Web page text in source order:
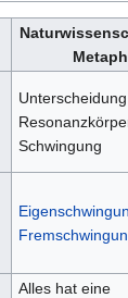
Schwingung
Alles hat eine